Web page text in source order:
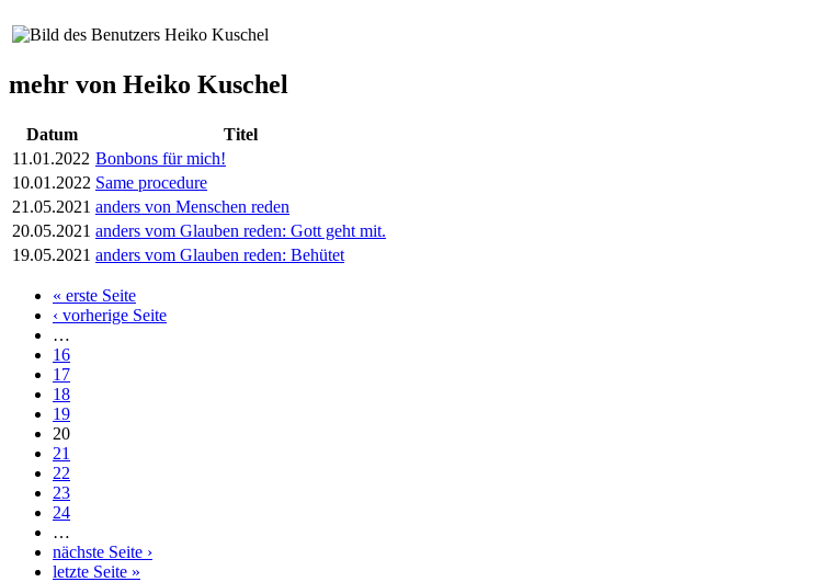
mehr von Heiko Kuschel
Datum
Titel
11.01.2022 Bonbons für mich!
10.01.2022 Same procedure
21.05.2021 anders von Menschen reden
20.05.2021 anders vom Glauben reden: Gott geht mit.
19.05.2021 anders vom Glauben reden: Behütet
Seiten« erste Seite
‹ vorherige Seite
…
16
17
18
19
20
21
22
23
24
…
nächste Seite ›
letzte Seite »